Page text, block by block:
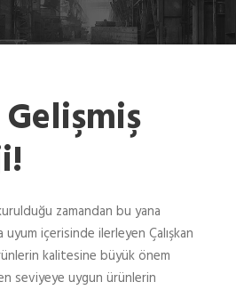
zamandan bu yana
içerisinde ilerleyen Çalışkan
kalitesine büyük önem
seviyeye uygun ürünlerin